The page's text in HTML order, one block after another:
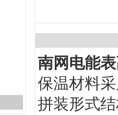
南网电能
保温材料
拼装形式